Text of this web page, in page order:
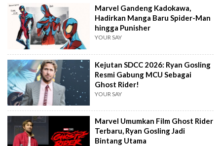
Marvel Gandeng Kadokawa,
Hadirkan Manga Baru Spider-Man
hingga Punisher
YOUR SAY
Kejutan SDCC 2026: Ryan Gosling
Resmi Gabung MCU Sebagai
Ghost Rider!
YOUR SAY
Marvel Umumkan Film Ghost Rider
Terbaru, Ryan Gosling Jadi
Bintang Utama